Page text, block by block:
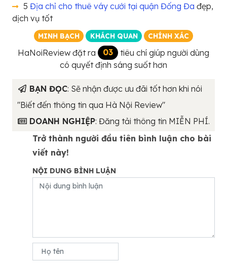
5 Địa chỉ cho thuê váy cưới tại quận Đống Đa đẹp,
dịch vụ tốt
MINH BẠCH KHÁCH QUAN CHÍNH XÁC
HaNoiReview đặt ra 03 tiêu chí giúp người dùng
có quyết định sáng suốt hơn
BẠN ĐỌC: Sẽ nhận được ưu đãi tốt hơn khi nói
"Biết đến thông tin qua Hà Nội Review"
DOANH NGHIỆP: Đăng tải thông tin MIỄN PHÍ.
Trở thành người đầu tiên bình luận cho bài
viết này!
NỘI DUNG BÌNH LUẬN